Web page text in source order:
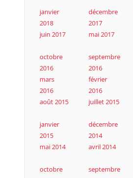
janvier
2018
décembre
2017
juin 2017
mai 2017
octobre
2016
septembre
2016
mars
2016
février
2016
août 2015
juillet 2015
janvier
2015
décembre
2014
mai 2014
avril 2014
octobre
septembre